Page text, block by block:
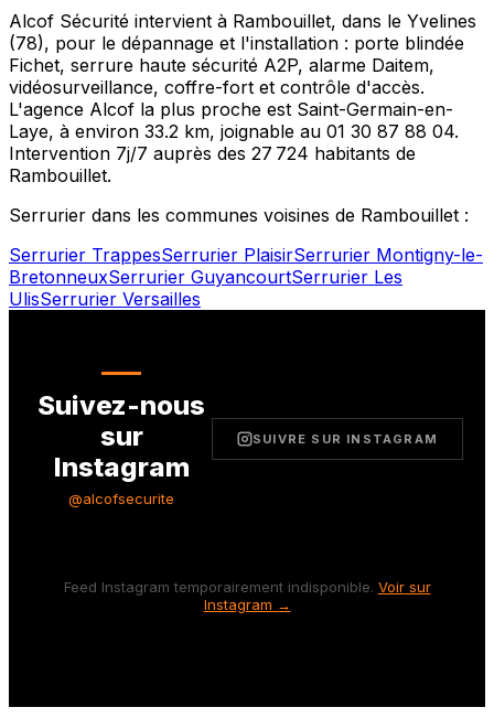
Alcof Sécurité intervient à Rambouillet, dans le Yvelines
(78), pour le dépannage et l'installation : porte blindée
Fichet, serrure haute sécurité A2P, alarme Daitem,
vidéosurveillance, coffre-fort et contrôle d'accès.
L'agence Alcof la plus proche est Saint-Germain-en-
Laye, à environ 33.2 km, joignable au 01 30 87 88 04.
Intervention 7j/7 auprès des 27 724 habitants de
Rambouillet.
Serrurier dans les communes voisines de Rambouillet :
Serrurier TrappesSerrurier PlaisirSerrurier Montigny-le-
BretonneuxSerrurier GuyancourtSerrurier Les
UlisSerrurier Versailles
Suivez-nous
sur
Instagram
@alcofsecurite
SUIVRE SUR INSTAGRAM
Feed Instagram temporairement indisponible. Voir sur
Instagram →